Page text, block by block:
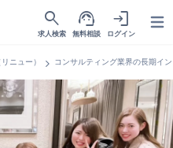
search
求人検索
support_agent
無料相談
login
ログイン
ニュー） chevron_right コンサルティング業界の長期イ